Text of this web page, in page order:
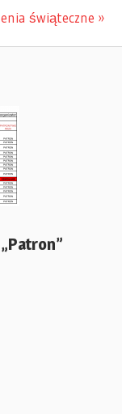
świąteczne